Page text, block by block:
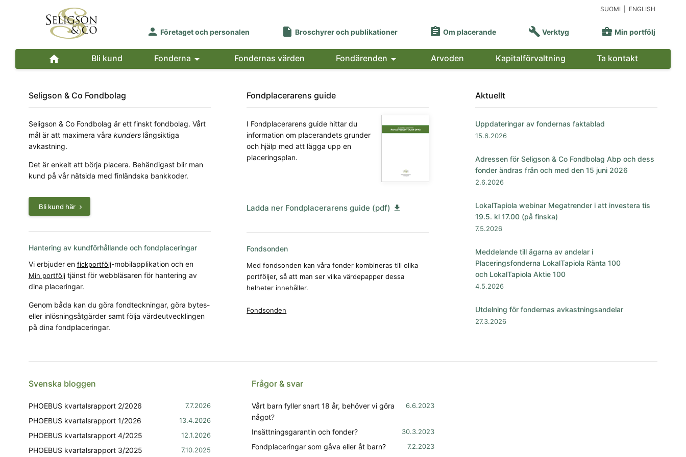
SUOMI ENGLISH
 Företaget och personalen  Broschyrer och publikationer  Om placerande  Verktyg  Min portfölj
 Bli kund Fonderna  Fondernas värden Fondärenden  Arvoden Kapitalförvaltning Ta kontakt
Seligson & Co Fondbolag
Seligson & Co Fondbolag är ett finskt fondbolag. Vårt
mål är att maximera våra kunderslångsiktiga
avkastning.
Det är enkelt att börja placera. Behändigast blir man
kund på vår nätsida med finländska bankkoder.
Bli kund här 
Hantering av kundförhållande och fondplaceringar
Vi erbjuder en fickportfölj-mobilapplikation och en
Min portföljtjänst för webbläsaren för hantering av
dina placeringar.
Genom båda kan du göra fondteckningar, göra bytes-
eller inlösningsåtgärder samt följa värdeutvecklingen
på dina fondplaceringar.
Fondplacerarens guide
I Fondplacerarens guide hittar du
information om placerandets grunder
och hjälp med att lägga upp en
placeringsplan.
Ladda ner Fondplacerarens guide (pdf) 
Fondsonden
Med fondsonden kan våra fonder kombineras till olika
portföljer, så att man ser vilka värdepapper dessa
helheter innehåller.
Fondsonden
Aktuellt
Uppdateringar av fondernas faktablad
15.6.2026
Adressen för Seligson & Co Fondbolag Abp och dess
fonder ändras från och med den 15 juni 2026
2.6.2026
LokalTapiola webinar Megatrender i att investera tis
19.5. kl 17.00 (på finska)
7.5.2026
Meddelande till ägarna av andelar i
Placeringsfonderna LokalTapiola Ränta 100
och LokalTapiola Aktie 100
4.5.2026
Utdelning för fondernas avkastningsandelar
27.3.2026
Svenska bloggen
PHOEBUS kvartalsrapport 2/2026 7.7.2026
PHOEBUS kvartalsrapport 1/2026 13.4.2026
PHOEBUS kvartalsrapport 4/2025 12.1.2026
PHOEBUS kvartalsrapport 3/2025 7.10.2025
Frågor & svar
Vårt barn fyller snart 18 år, behöver vi göra
något?
6.6.2023
Insättningsgarantin och fonder? 30.3.2023
Fondplaceringar som gåva eller åt barn? 7.2.2023